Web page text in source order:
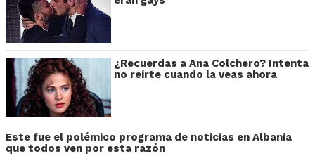
¿Recuerdas a Ana Colchero? Intenta
no reírte cuando la veas ahora
Este fue el polémico programa de noticias en Albania
que todos ven por esta razón